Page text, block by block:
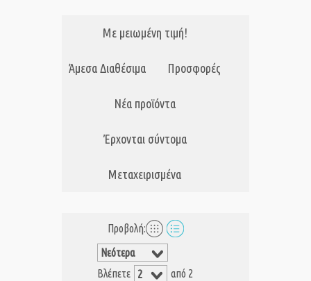
Με μειωμένη τιμή!
Άμεσα Διαθέσιμα Προσφορές
Νέα προϊόντα
Έρχονται σύντομα
Μεταχειρισμένα
Προβολή:
Βλέπετε από 2